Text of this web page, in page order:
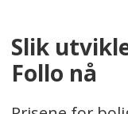
Så fort en
eier, vil
Slik
Follo nå